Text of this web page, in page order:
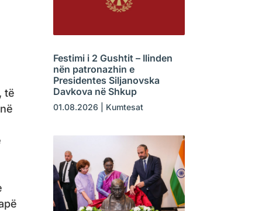
të
Festimi i 2 Gushtit – Ilinden
nën patronazhin e
Presidentes Siljanovska
Davkova në Shkup
01.08.2026 Kumtesat